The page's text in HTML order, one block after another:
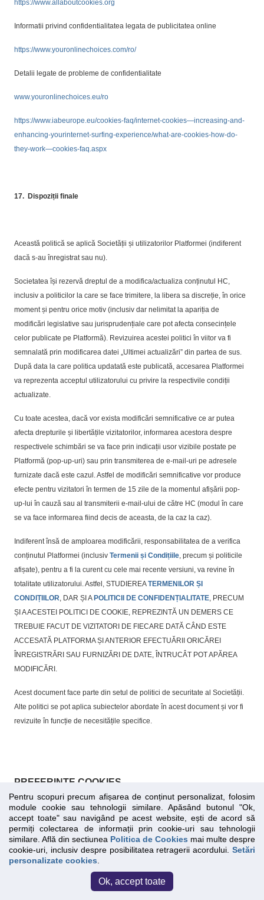
https://www.allaboutcookies.org
Informatii privind confidentialitatea legata de publicitatea online
https://www.youronlinechoices.com/ro/
Detalii legate de probleme de confidentialitate
www.youronlinechoices.eu/ro
https://www.iabeurope.eu/cookies-faq/internet-cookies—increasing-and-
enhancing-yourinternet-surfing-experience/what-are-cookies-how-do-
they-work—cookies-faq.aspx
17. Dispoziții finale
Această politică se aplică Societății și utilizatorilor Platformei (indiferent
dacă s-au înregistrat sau nu).
Societatea își rezervă dreptul de a modifica/actualiza conținutul HC,
inclusiv a politicilor la care se face trimitere, la libera sa discreție, în orice
moment și pentru orice motiv (inclusiv dar nelimitat la apariția de
modificări legislative sau jurisprudențiale care pot afecta consecințele
celor publicate pe Platformă). Revizuirea acestei politici în viitor va fi
semnalată prin modificarea datei „Ultimei actualizări” din partea de sus.
După data la care politica updatată este publicată, accesarea Platformei
va reprezenta acceptul utilizatorului cu privire la respectivile condiții
actualizate.
Cu toate acestea, dacă vor exista modificări semnificative ce ar putea
afecta drepturile și libertățile vizitatorilor, informarea acestora despre
respectivele schimbări se va face prin indicații usor vizibile postate pe
Platformă (pop-up-uri) sau prin transmiterea de e-mail-uri pe adresele
furnizate dacă este cazul. Astfel de modificări semnificative vor produce
efecte pentru vizitatori în termen de 15 zile de la momentul afișării pop-
up-lui în cauză sau al transmiterii e-mail-ului de către HC (modul în care
se va face informarea fiind decis de aceasta, de la caz la caz).
Indiferent însă de amploarea modificării, responsabilitatea de a verifica
conținutul Platformei (inclusiv Termenii și Condițiile, precum și politicile
afișate), pentru a fi la curent cu cele mai recente versiuni, va revine în
totalitate utilizatorului. Astfel, STUDIEREATERMENILOR ȘI
CONDIȚIILOR, DAR ȘI A POLITICII DE CONFIDENȚIALITATE, PRECUM
ȘI A ACESTEI POLITICI DE COOKIE, REPREZINTĂ UN DEMERS CE
TREBUIE FACUT DE VIZITATORI DE FIECARE DATĂ CÂND ESTE
ACCESATĂ PLATFORMA ȘI ANTERIOR EFECTUĂRII ORICĂREI
ÎNREGISTRĂRI SAU FURNIZĂRI DE DATE, ÎNTRUCÂT POT APĂREA
MODIFICĂRI.
Acest document face parte din setul de politici de securitate al Societății.
Alte politici se pot aplica subiectelor abordate în acest document și vor fi
revizuite în funcție de necesitățile specifice.
PREFERINȚE COOKIES
Cookie-uri strict necesare Activ
Aceste tipuri de cookie-uri sunt necesare pentru paginile de
internet sa functioneze in mod corespunzator. Cookie-urile
strict necesare va permit sa navigati prin site si sa beneficiati
de caracteristicile sale. Fara aceste cookie-uri, nu vom putea
oferi anumite caracteristici, cum ar fi redirectionarea automata
Pentru scopuri precum afișarea de conținut personalizat, folosim
module cookie sau tehnologii similare. Apăsând butonul "Ok,
accept toate" sau navigând pe acest website, ești de acord să
permiți colectarea de informații prin cookie-uri sau tehnologii
similare. Află din sectiunea Politica de Cookies mai multe despre
cookie-uri, inclusiv despre posibilitatea retragerii acordului. Setări
personalizate cookies
Ok, accept toate